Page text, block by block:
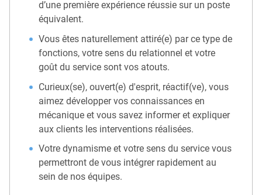
d’une première expérience réussie sur un poste
équivalent.
Vous êtes naturellement attiré(e) par ce type de
fonctions, votre sens du relationnel et votre
goût du service sont vos atouts.
Curieux(se), ouvert(e) d'esprit, réactif(ve), vous
aimez développer vos connaissances en
mécanique et vous savez informer et expliquer
aux clients les interventions réalisées.
Votre dynamisme et votre sens du service vous
permettront de vous intégrer rapidement au
sein de nos équipes.